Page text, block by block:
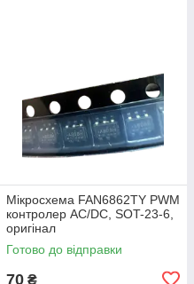
Мікросхема FAN6862TY PWM
контролер AC/DC, SOT-23-6,
оригінал
Готово до відправки
70 ₴